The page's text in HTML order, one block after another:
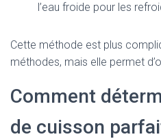
l’eau froide pour les
Cette méthode est plus
méthodes, mais elle permet
Comment
de cuisson